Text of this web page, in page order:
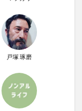
戸塚 琢磨